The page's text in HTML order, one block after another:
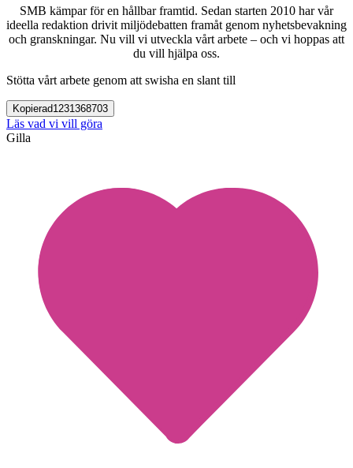
SMB kämpar för en hållbar framtid. Sedan starten 2010 har vår
ideella redaktion drivit miljödebatten framåt genom nyhetsbevakning
och granskningar. Nu vill vi utveckla vårt arbete – och vi hoppas att
du vill hjälpa oss.
Stötta vårt arbete genom att swisha en slant till
Kopierad1231368703
Läs vad vi vill göra
Gilla